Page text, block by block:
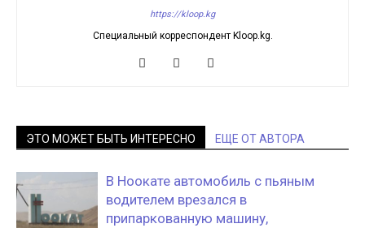
https://kloop.kg
Специальный корреспондент Kloop.kg.
ЭТО МОЖЕТ БЫТЬ ИНТЕРЕСНО ЕЩЕ ОТ АВТОРА
В Ноокате автомобиль с пьяным
водителем врезался в
припаркованную машину,